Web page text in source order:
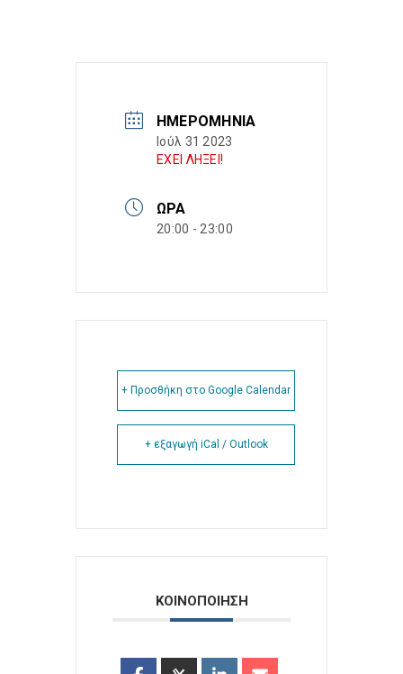
ΗΜΕΡΟΜΗΝΊΑ
Ιούλ 31 2023
ΕΧΕΙ ΛΗΞΕΙ!
ΏΡΑ
20:00 - 23:00
+ Προσθήκη στο Google Calendar
+ εξαγωγή iCal / Outlook
ΚΟΙΝΟΠΟΙΗΣΗ